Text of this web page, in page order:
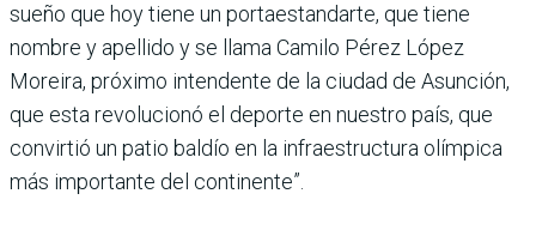
sueño que hoy tiene un portaestandarte, que tiene
nombre y apellido y se llama Camilo Pérez López
Moreira, próximo intendente de la ciudad de Asunción,
que esta revolucionó el deporte en nuestro país, que
convirtió un patio baldío en la infraestructura olímpica
más importante del continente”.